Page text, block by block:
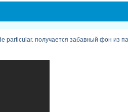
particular. получается забавный фон из